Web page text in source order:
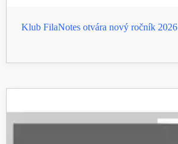
Klub FilaNotes otvára nový ročník 2026